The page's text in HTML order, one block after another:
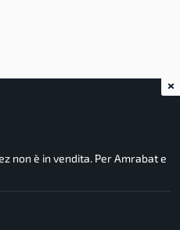
non è in vendita. Per Amrabat e
×